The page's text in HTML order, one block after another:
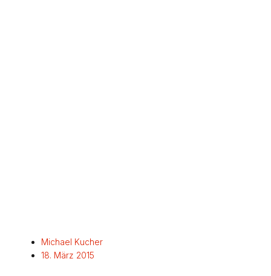
Michael Kucher
18. März 2015